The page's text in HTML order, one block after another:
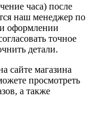
часа) после
наш менеджер по
оформлении
точное
детали.
сайте магазина
просмотреть
а также